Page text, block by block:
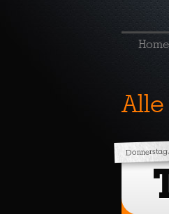
Home